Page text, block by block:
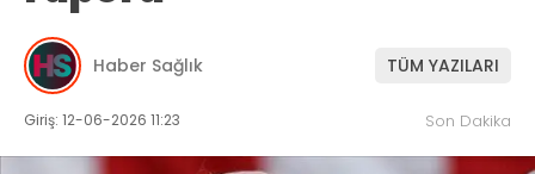
Haber Sağlık TÜM YAZILARI
Giriş: 12-06-2026 11:23 Son Dakika